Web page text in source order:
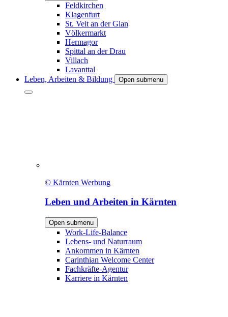
Feldkirchen
Klagenfurt
St. Veit an der Glan
Völkermarkt
Hermagor
Spittal an der Drau
Villach
Lavanttal
Leben, Arbeiten & Bildung
Open submenu
© Kärnten Werbung
Leben und Arbeiten in Kärnten
Open submenu
Work-Life-Balance
Lebens- und Naturraum
Ankommen in Kärnten
Carinthian Welcome Center
Fachkräfte-Agentur
Karriere in Kärnten